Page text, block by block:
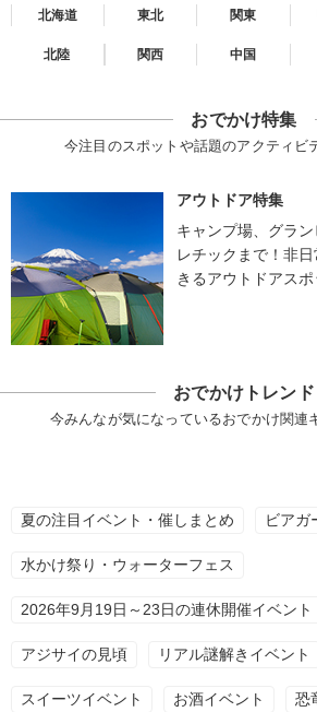
北海道 東北 関東
北陸 関西 中国
おでかけ特集
今注目のスポットや話題のアクティビ
アウトドア特集
キャンプ場、グラ
レチックまで！非
きるアウトドアス
おでかけトレンド
今みんなが気になっているおでかけ関連
夏の注目イベント・催しまとめ ビアガ
水かけ祭り・ウォーターフェス
2026年9月19日～23日の連休開催イベント
アジサイの見頃 リアル謎解きイベント
スイーツイベント お酒イベント 恐